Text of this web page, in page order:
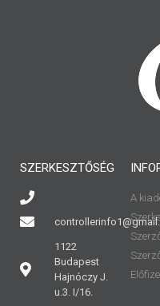
SZERKESZTŐSÉG
1122
Budapest
Hajnóczy J.
u.3. I/16.
A